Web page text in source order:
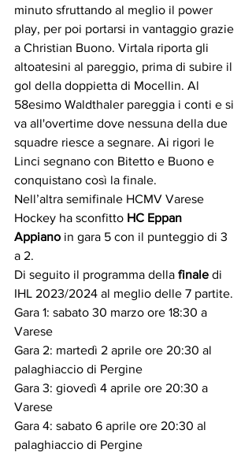
minuto sfruttando al meglio il power
play, per poi portarsi in vantaggio grazie
a Christian Buono. Virtala riporta gli
altoatesini al pareggio, prima di subire il
gol della doppietta di Mocellin. Al
58esimo Waldthaler pareggia i conti e si
va all'overtime dove nessuna della due
squadre riesce a segnare. Ai rigori le
Linci segnano con Bitetto e Buono e
conquistano così la finale.
Nell’altra semifinale HCMV Varese
Hockey ha sconfitto HC Eppan
Appiano in gara 5 con il punteggio di 3
a 2.
Di seguito il programma della finale di
IHL 2023/2024 al meglio delle 7 partite.
Gara 1: sabato 30 marzo ore 18:30 a
Varese
Gara 2: martedì 2 aprile ore 20:30 al
palaghiaccio di Pergine
Gara 3: giovedì 4 aprile ore 20:30 a
Varese
Gara 4: sabato 6 aprile ore 20:30 al
palaghiaccio di Pergine